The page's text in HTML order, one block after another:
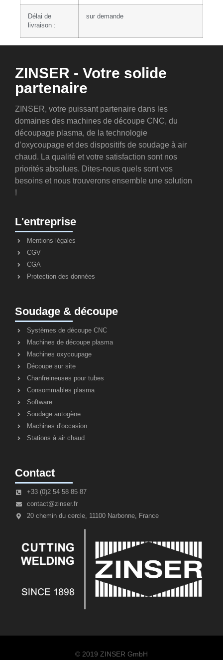
Délai de
livraison :
sur demande
ZINSER - Votre solide
partenaire
ZINSER, votre puissant partenaire dans les
domaines des machines de découpe CNC, du
découpage plasma, de la technologie
d’oxycoupage et des dispositifs de soudage à air
chaud. La qualité et votre satisfaction sont nos
priorités absolues. Dites-nous quels sont vos
besoins et nous trouverons ensemble une solution
!
L'entreprise
Mentions légales
CGV
CGA
Protection des données
Soudage & découpe
Systèmes de découpe CNC
Machines de découpe plasma
Machines oxycoupage
Découpe sur site
Chanfreineuses pour tubes
Consommables plasma
Software
Soudage autogène
Machines d'occasion
Stations à air chaud
Contact
+33 (0)2 54 58 85 87
contact@zinser.fr
20 chemin du cercle, 11100 Narbonne, France
© 2019 ZINSER GmbH